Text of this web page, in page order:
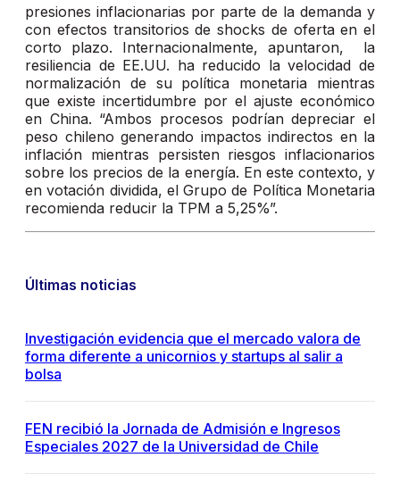
presiones inflacionarias por parte de la demanda y
con efectos transitorios de shocks de oferta en el
corto plazo. Internacionalmente, apuntaron, la
resiliencia de EE.UU. ha reducido la velocidad de
normalización de su política monetaria mientras
que existe incertidumbre por el ajuste económico
en China. “Ambos procesos podrían depreciar el
peso chileno generando impactos indirectos en la
inflación mientras persisten riesgos inflacionarios
sobre los precios de la energía. En este contexto, y
en votación dividida, el Grupo de Política Monetaria
recomienda reducir la TPM a 5,25%”.
Últimas noticias
Investigación evidencia que el mercado valora de
forma diferente a unicornios y startups al salir a
bolsa
FEN recibió la Jornada de Admisión e Ingresos
Especiales 2027 de la Universidad de Chile